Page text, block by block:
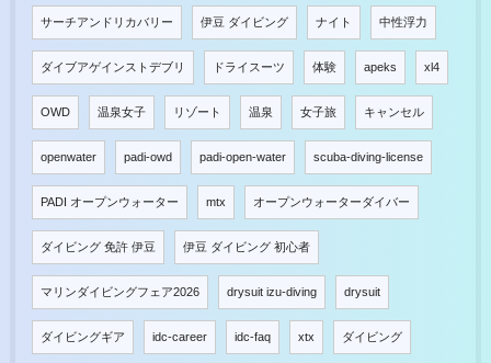
サーチアンドリカバリー 伊豆 ダイビング ナイト 中性浮力
ダイブアゲインストデブリ ドライスーツ 体験 apeks xl4
OWD 温泉女子 リゾート 温泉 女子旅 キャンセル
openwater padi-owd padi-open-water scuba-diving-license
PADI オープンウォーター mtx オープンウォーターダイバー
ダイビング 免許 伊豆 伊豆 ダイビング 初心者
マリンダイビングフェア2026 drysuit izu-diving drysuit
ダイビングギア idc-career idc-faq xtx ダイビング